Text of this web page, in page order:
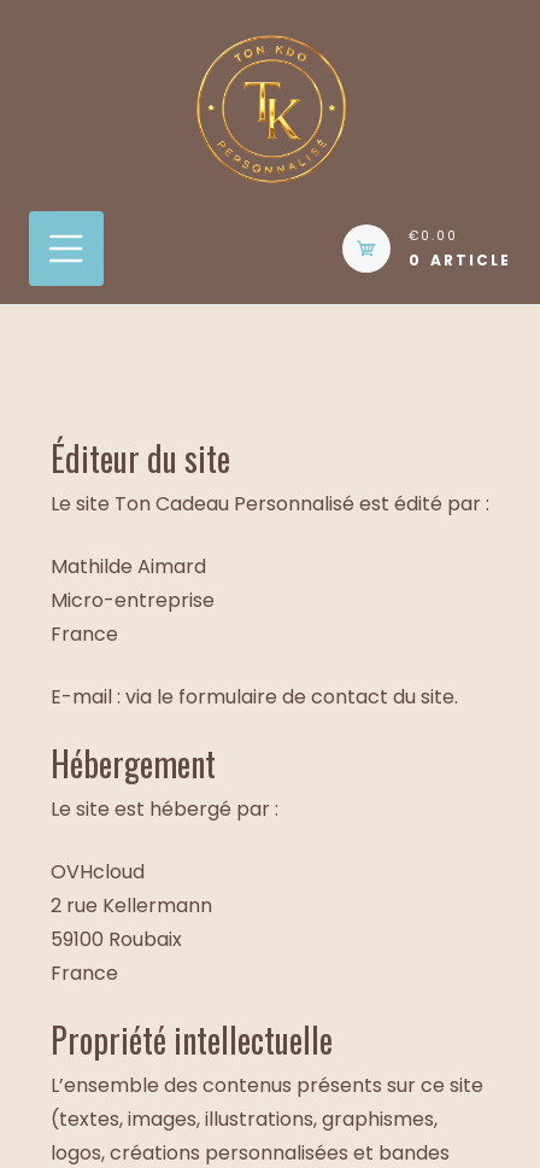
€0.00
0 ARTICLE
Éditeur du site
Le site Ton Cadeau Personnalisé est édité par :
Mathilde Aimard
Micro-entreprise
France
E-mail : via le formulaire de contact du site.
Hébergement
Le site est hébergé par :
OVHcloud
2 rue Kellermann
59100 Roubaix
France
Propriété intellectuelle
L’ensemble des contenus présents sur ce site
(textes, images, illustrations, graphismes,
logos, créations personnalisées et bandes